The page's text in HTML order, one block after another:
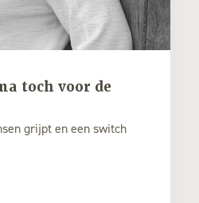
toch voor de
grijpt en een switch